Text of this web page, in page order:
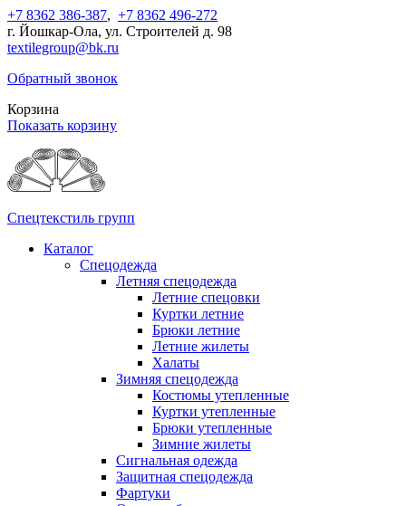
+7 8362 386-387, +7 8362 496-272
г. Йошкар-Ола, ул. Строителей д. 98
textilegroup@bk.ru
Обратный звонок
Корзина
Показать корзину
Спецтекстиль групп
Каталог
Спецодежда
Летняя спецодежда
Летние спецовки
Куртки летние
Брюки летние
Летние жилеты
Халаты
Зимняя спецодежда
Костюмы утепленные
Куртки утепленные
Брюки утепленные
Зимние жилеты
Сигнальная одежда
Защитная спецодежда
Фартуки